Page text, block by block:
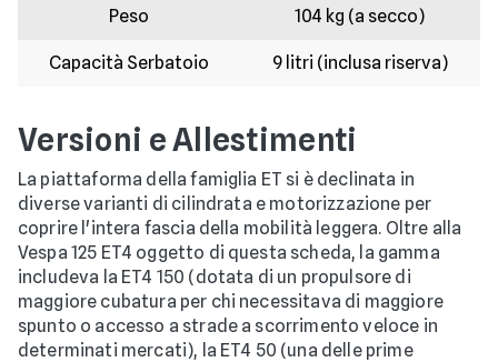
Peso 104 kg (a secco)
Capacità Serbatoio 9 litri (inclusa riserva)
Versioni e Allestimenti
La piattaforma della famiglia ET si è declinata in
diverse varianti di cilindrata e motorizzazione per
coprire l'intera fascia della mobilità leggera. Oltre alla
Vespa 125 ET4 oggetto di questa scheda, la gamma
includeva la ET4 150 (dotata di un propulsore di
maggiore cubatura per chi necessitava di maggiore
spunto o accesso a strade a scorrimento veloce in
determinati mercati), la ET4 50 (una delle prime